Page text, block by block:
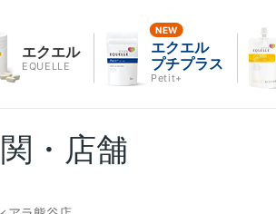
エクエル
EQUELLE
エクエル
プチプラス
Petit+
・店舗